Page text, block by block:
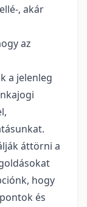
, akár
az
a jelenleg
áttörni a
hogy
és